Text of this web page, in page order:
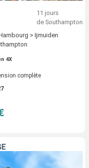
11 jours
de Southampton
> Ijmuiden
4X
complète